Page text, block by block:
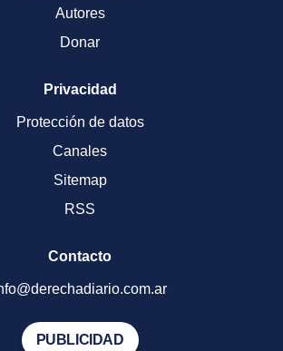
Autores
Donar
Privacidad
Protección de datos
Canales
Sitemap
RSS
Contacto
PUBLICIDAD